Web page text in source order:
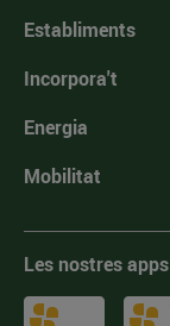
Establiments
Incorpora't
Energia
Mobilitat
Les nostres apps